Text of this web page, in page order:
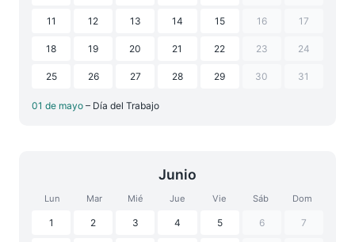
11 12 13 14 15 16 17
18 19 20 21 22 23 24
25 26 27 28 29 30 31
01 de mayo – Día del Trabajo
Junio
Lun Mar Mié Jue Vie Sáb Dom
1 2 3 4 5 6 7